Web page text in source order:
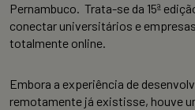
Pernambuco. Trata-se da 15ª
conectar universitários e
totalmente online.
Embora a experiência de
remotamente já existisse, houve